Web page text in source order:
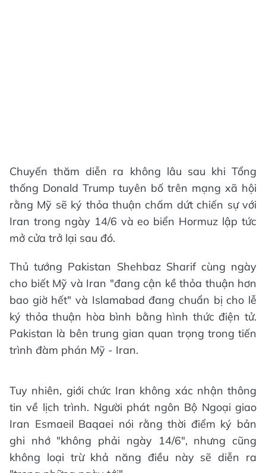
Chuyến thăm diễn ra không lâu sau khi Tổng
thống Donald Trump tuyên bố trên mạng xã hội
rằng Mỹ sẽ ký thỏa thuận chấm dứt chiến sự với
Iran trong ngày 14/6 và eo biển Hormuz lập tức
mở cửa trở lại sau đó.
Thủ tướng Pakistan Shehbaz Sharif cùng ngày
cho biết Mỹ và Iran "đang cận kề thỏa thuận hơn
bao giờ hết" và Islamabad đang chuẩn bị cho lễ
ký thỏa thuận hòa bình bằng hình thức điện tử.
Pakistan là bên trung gian quan trọng trong tiến
trình đàm phán Mỹ - Iran.
Tuy nhiên, giới chức Iran không xác nhận thông
tin về lịch trình. Người phát ngôn Bộ Ngoại giao
Iran Esmaeil Baqaei nói rằng thời điểm ký bản
ghi nhớ "không phải ngày 14/6", nhưng cũng
không loại trừ khả năng điều này sẽ diễn ra